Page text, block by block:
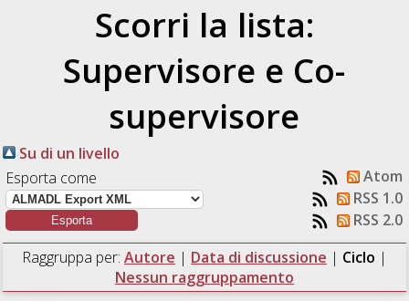
Scorri la lista:
Supervisore e Co-
supervisore
Su di un livello
Esporta come
Atom
RSS 1.0
RSS 2.0
Raggruppa per: Autore | Data di discussione | Ciclo |
Nessun raggruppamento